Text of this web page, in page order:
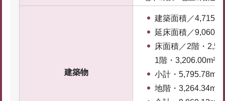
建築物
建築面積／
延床面積／
床面積／2階・
1階・3,206.00m²
小計・5,795.78m²
地階・3,264.34m²